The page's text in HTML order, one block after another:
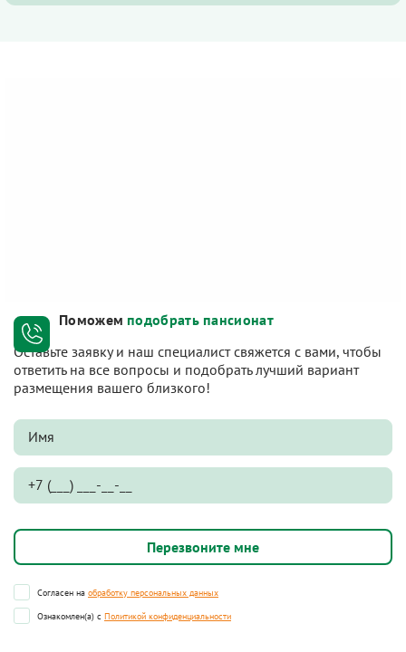
Поможем подобрать пансионат
Оставьте заявку и наш специалист свяжется с вами, чтобы
ответить на все вопросы и подобрать лучший вариант
размещения вашего близкого!
Согласен на обработку персональных данных
Ознакомлен(а) с Политикой конфиденциальности